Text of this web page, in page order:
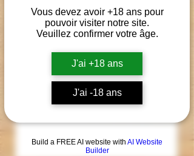
Vous devez avoir +18 ans pour
pouvoir visiter notre site.
Veuillez confirmer votre âge.
J'ai +18 ans
J'ai -18 ans
Build a FREE AI website with AI Website
Builder